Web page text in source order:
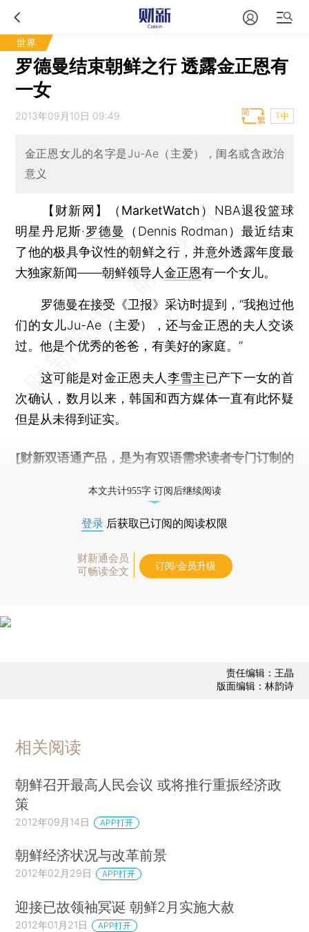
世界
罗德曼结束朝鲜之行 透露金正恩有
一女
2013年09月10日 09:49 T中
金正恩女儿的名字是Ju-Ae（主爱），闺名或含政治
意义
【财新网】（MarketWatch） NBA退役篮球
明星丹尼斯·罗德曼
（Dennis Rodman）最近结束
了他的极具争议性的朝鲜之行，并意外透露年度最
大独家新闻——朝鲜领导人金正恩有一个女儿。
罗德曼在接受《卫报》采访时提到，“我抱过他
们的女儿Ju-Ae（主爱），还与金正恩的夫人交谈
过。他是个优秀的爸爸，有美好的家庭。”
这可能是对金正恩夫人 李雪主已产下一女的首
次确认，数月以来，韩国和西方媒体一直有此怀疑
但是从未得到证实。
[财新双语通产品，是为有双语需求读者专门订制的
本文共计955字 订阅后继续阅读
登录 后获取已订阅的阅读权限
财新通会员
可畅读全文
订阅/会员升级
责任编辑：王晶
版面编辑：林韵诗
相关阅读
朝鲜召开最高人民会议 或将推行重振经济政
策
2012年09月14日 APP打开
朝鲜经济状况与改革前景
2012年02月29日 APP打开
迎接已故领袖冥诞 朝鲜2月实施大赦
2012年01月21日 APP打开